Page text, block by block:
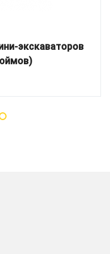
экскаваторов